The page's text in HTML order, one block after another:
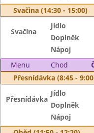
Svačina (14:30 - 15:00)
Svačina
Jídlo
Doplněk
Nápoj
Menu
Chod
Přesnídávka (8:45 -
Přesnídávka
Jídlo
Doplněk
Nápoj